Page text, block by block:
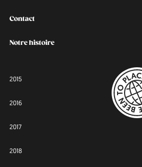
Contact
Notre histoire
2015
2016
2017
2018